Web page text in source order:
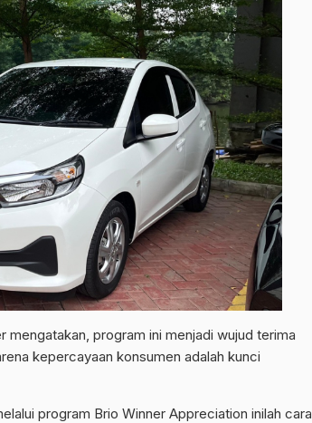
program ini menjadi wujud terima
kepercayaan konsumen adalah kunci
program Brio Winner Appreciation inilah cara